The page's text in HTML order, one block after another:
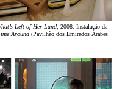
Left of Her Land , 2008. Instalação da
Around (Pavilhão dos Emirados Árabes